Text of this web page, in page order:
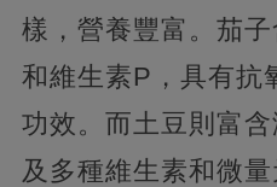
樣，營養豐富。茄
和維生素P，具有抗
功效。而土豆則富
及多種維生素和微